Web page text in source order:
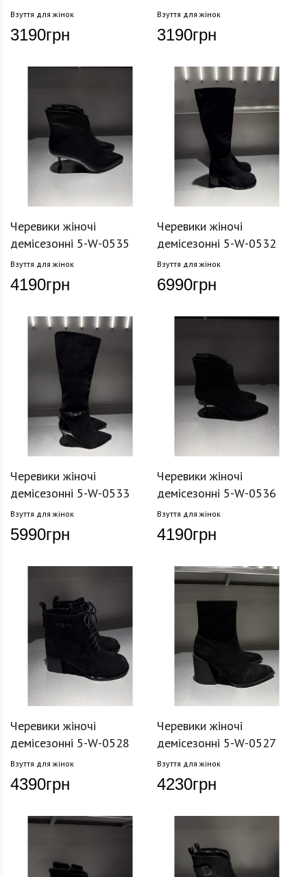
Взуття для жінок
3190грн
Взуття для жінок
3190грн
Черевики жіночі
демісезонні 5-W-0535
Взуття для жінок
4190грн
Черевики жіночі
демісезонні 5-W-0532
Взуття для жінок
6990грн
Черевики жіночі
демісезонні 5-W-0533
Взуття для жінок
5990грн
Черевики жіночі
демісезонні 5-W-0536
Взуття для жінок
4190грн
Черевики жіночі
демісезонні 5-W-0528
Взуття для жінок
4390грн
Черевики жіночі
демісезонні 5-W-0527
Взуття для жінок
4230грн